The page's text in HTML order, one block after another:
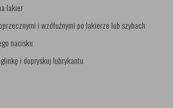
lakier
i wzdłużnymi po lakierze lub szybach
nacisku
i dopryskuj lubrykantu